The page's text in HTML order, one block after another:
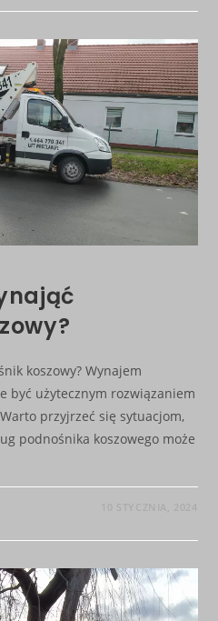
koszowy? Wynajem
być użytecznym rozwiązaniem
przyjrzeć się sytuacjom,
podnośnika koszowego może